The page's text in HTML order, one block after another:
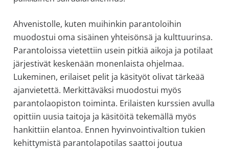
Ahvenistolle, kuten muihinkin parantoloihin
muodostui oma sisäinen yhteisönsä ja kulttuurinsa.
Parantoloissa vietettiin usein pitkiä aikoja ja potilaat
järjestivät keskenään monenlaista ohjelmaa.
Lukeminen, erilaiset pelit ja käsityöt olivat tärkeää
ajanvietettä. Merkittäväksi muodostui myös
parantolaopiston toiminta. Erilaisten kurssien avulla
opittiin uusia taitoja ja käsitöitä tekemällä myös
hankittiin elantoa. Ennen hyvinvointivaltion tukien
kehittymistä parantolapotilas saattoi joutua